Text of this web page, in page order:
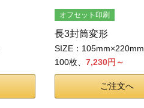
オフセット印刷
長3封筒変形
SIZE：105mm×220mm
100枚、 7,230円～
ご注文へ